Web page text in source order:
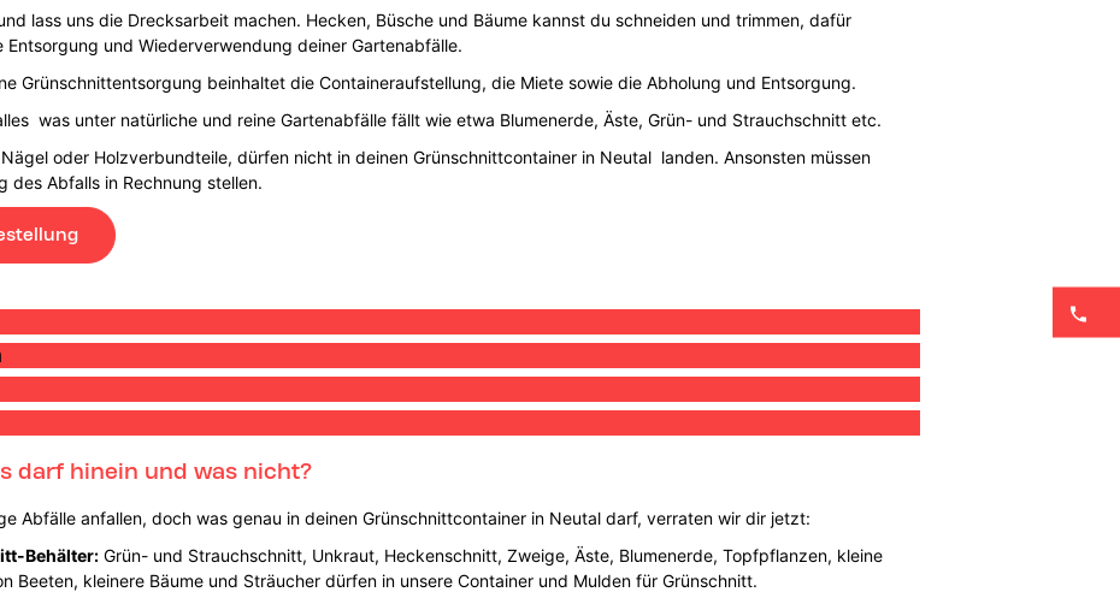
lass uns die Drecksarbeit machen. Hecken, Büsche und Bäume kannst du schneiden und trimmen, dafür
und Wiederverwendung deiner Gartenabfälle.
Grünschnittentsorgung beinhaltet die Containeraufstellung, die Miete sowie die Abholung und Entsorgung.
was unter natürliche und reine Gartenabfälle fällt wie etwa Blumenerde, Äste, Grün- und Strauchschnitt etc.
oder Holzverbundteile, dürfen nicht in deinen Grünschnittcontainer in Neutal landen. Ansonsten müssen
des Abfalls in Rechnung stellen.
darf hinein und was nicht?
Abfälle anfallen, doch was genau in deinen Grünschnittcontainer in Neutal darf, verraten wir dir jetzt:
Behälter:Grün- und Strauchschnitt, Unkraut, Heckenschnitt, Zweige, Äste, Blumenerde, Topfpflanzen, kleine
Beeten, kleinere Bäume und Sträucher dürfen in unsere Container und Mulden für Grünschnitt.